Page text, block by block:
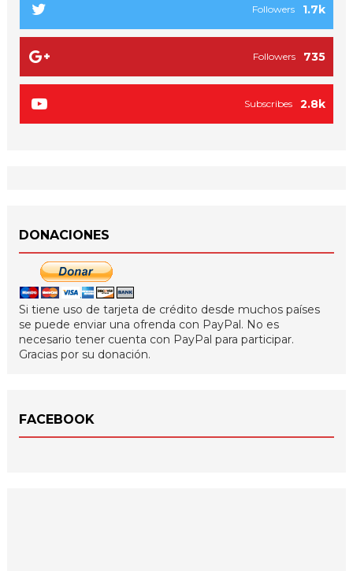
1.7k
Followers
735
Followers
2.8k
Subscribes
DONACIONES
Si tiene uso de tarjeta de crédito desde muchos países
se puede enviar una ofrenda con PayPal. No es
necesario tener cuenta con PayPal para participar.
Gracias por su donación.
FACEBOOK